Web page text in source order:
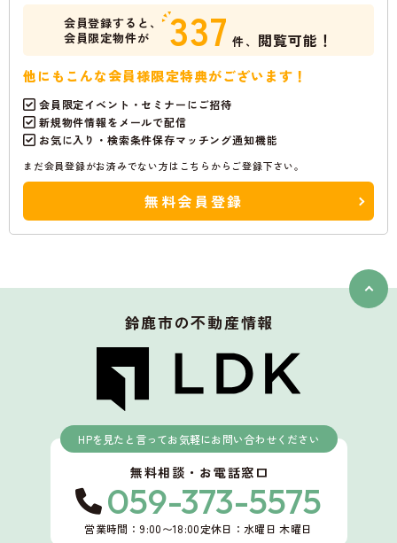
会員登録すると、
会員限定物件が
337 件、 閲覧可能！
他にもこんな会員様限定特典がございます！
会員限定イベント・セミナーにご招待
新規物件情報をメールで配信
お気に入り・検索条件保存マッチング通知機能
まだ会員登録がお済みでない方はこちらからご登録下さい。
無料会員登録
鈴鹿市の不動産情報
HPを見たと言ってお気軽にお問い合わせください
無料相談・お電話窓口
059-373-5575
営業時間：9:00〜18:00定休日：水曜日 木曜日